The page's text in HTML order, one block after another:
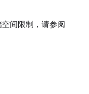
间限制，请参阅